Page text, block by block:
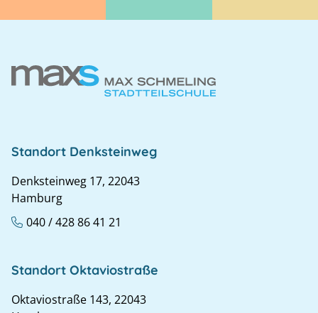
Standort Denksteinweg
Denksteinweg 17, 22043
Hamburg
040 / 428 86 41 21
Standort Oktaviostraße
Oktaviostraße 143, 22043